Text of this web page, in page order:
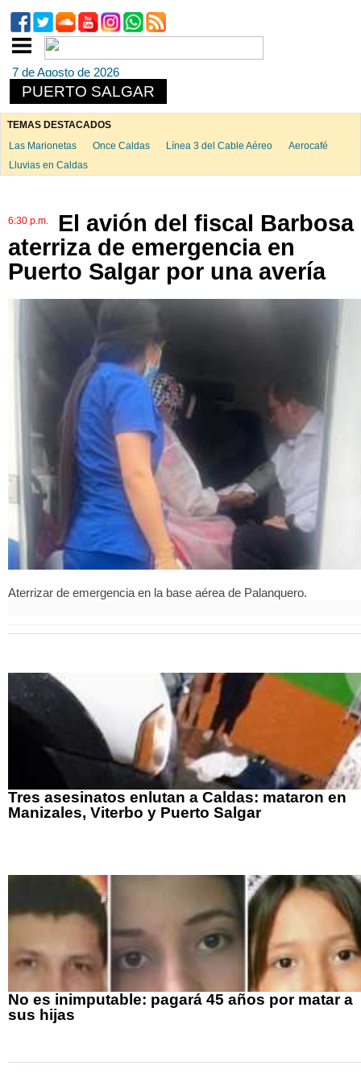
7 de Agosto de 2026
PUERTO SALGAR
TEMAS DESTACADOS
Las Marionetas
Once Caldas Línea 3 del Cable Aéreo
Aerocafé
Lluvias en Caldas
6:30 p.m.
El avión del fiscal Barbosa
aterriza de emergencia en
Puerto Salgar por una avería
Aterrizar de emergencia en la base aérea de Palanquero.
Tres asesinatos enlutan a Caldas: mataron en
Manizales, Viterbo y Puerto Salgar
No es inimputable: pagará 45 años por matar a
sus hijas